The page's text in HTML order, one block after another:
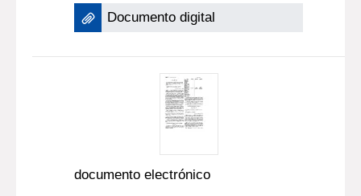
Documento digital
documento electrónico